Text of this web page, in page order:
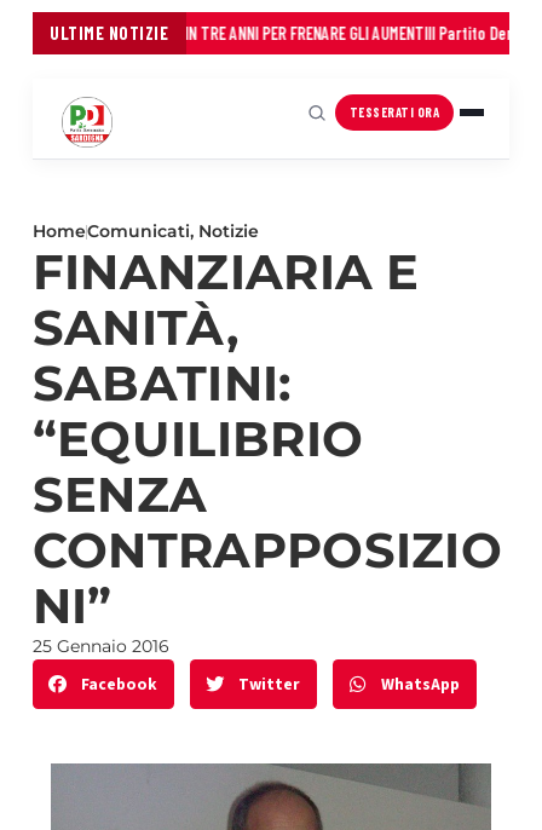
ULTIME NOTIZIE
45 MILIONI IN TRE ANNI PER FRENARE GLI AUMENTIIl Partito Democratico
TESSERATI ORA
HomeComunicati, Notizie
FINANZIARIA E
SANITÀ,
SABATINI:
“EQUILIBRIO
SENZA
CONTRAPPOSIZIO
NI”
25 Gennaio 2016
Facebook Twitter WhatsApp